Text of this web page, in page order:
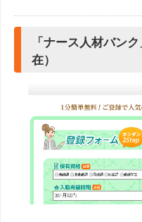
「ナース人材バン
在）